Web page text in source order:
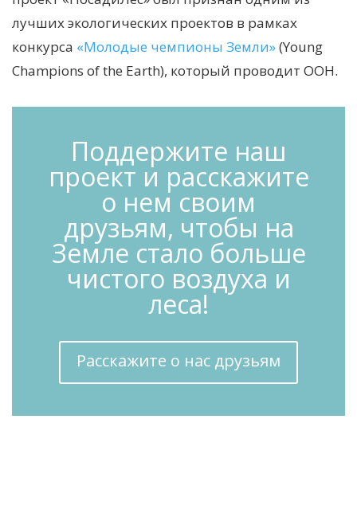
лучших экологических проектов в рамках
конкурса «Молодые чемпионы Земли»(Young
Champions of the Earth), который проводит ООН.
Поддержите наш
проект и расскажите
о нем своим
друзьям, чтобы на
Земле стало больше
чистого воздуха и
леса!
Расскажите о нас друзьям